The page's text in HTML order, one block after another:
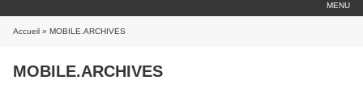
MENU
Accueil » MOBILE.ARCHIVES
MOBILE.ARCHIVES